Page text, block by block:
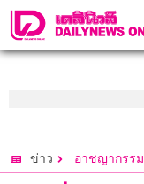
ข่าว อาชญากรรม